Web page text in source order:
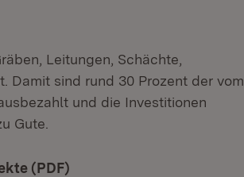
Leitungen, Schächte,
Damit sind rund 30 Prozent der vom
und die Investitionen
Gute.
(PDF)